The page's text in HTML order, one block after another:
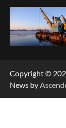
Copyright ©
News by